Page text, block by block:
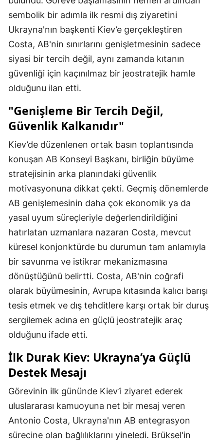
sembolik bir adımla ilk resmi dış ziyaretini
Ukrayna'nın başkenti Kiev’e gerçekleştiren
Costa, AB'nin sınırlarını genişletmesinin sadece
siyasi bir tercih değil, aynı zamanda kıtanın
güvenliği için kaçınılmaz bir jeostratejik hamle
olduğunu ilan etti.
"Genişleme Bir Tercih Değil,
Güvenlik Kalkanıdır"
Kiev’de düzenlenen ortak basın toplantısında
konuşan AB Konseyi Başkanı, birliğin büyüme
stratejisinin arka planındaki güvenlik
motivasyonuna dikkat çekti. Geçmiş dönemlerde
AB genişlemesinin daha çok ekonomik ya da
yasal uyum süreçleriyle değerlendirildiğini
hatırlatan uzmanlara nazaran Costa, mevcut
küresel konjonktürde bu durumun tam anlamıyla
bir savunma ve istikrar mekanizmasına
dönüştüğünü belirtti. Costa, AB'nin coğrafi
olarak büyümesinin, Avrupa kıtasında kalıcı barışı
tesis etmek ve dış tehditlere karşı ortak bir duruş
sergilemek adına en güçlü jeostratejik araç
olduğunu ifade etti.
İlk Durak Kiev: Ukrayna’ya Güçlü
Destek Mesajı
Görevinin ilk gününde Kiev’i ziyaret ederek
uluslararası kamuoyuna net bir mesaj veren
Antonio Costa, Ukrayna'nın AB entegrasyon
sürecine olan bağlılıklarını yineledi. Brüksel'in